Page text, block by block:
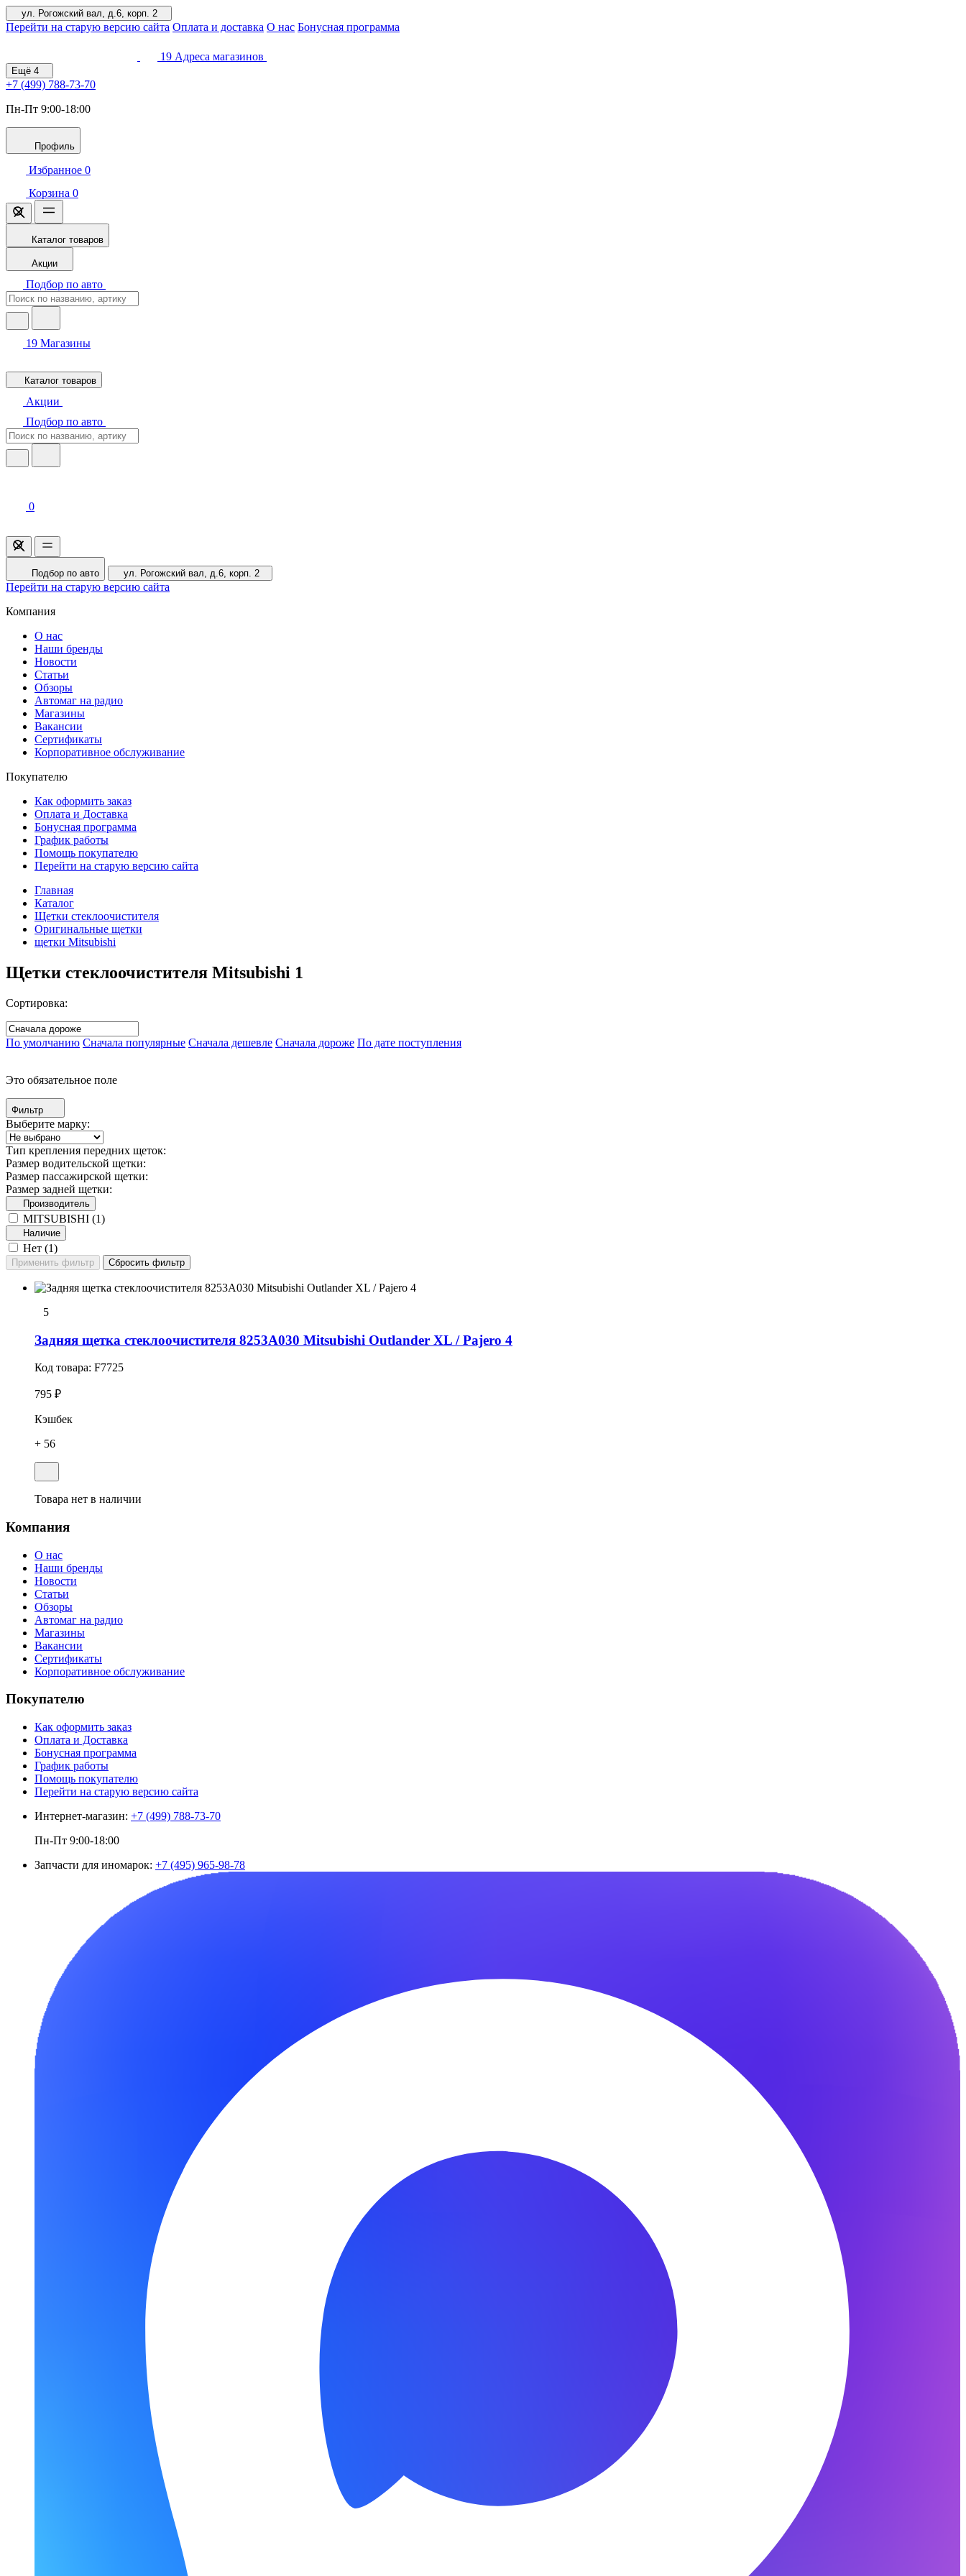
ул. Рогожский вал, д.6, корп. 2
Перейти на старую версию сайта Оплата и доставка О нас Бонусная программа
19 Адреса магазинов
Ещё 4
+7 (499) 788-73-70
Пн-Пт 9:00-18:00
Профиль
Избранное 0
Корзина 0
Каталог товаров
Акции
Подбор по авто
19 Магазины
Каталог товаров
Акции
Подбор по авто
0
Подбор по авто ул. Рогожский вал, д.6, корп. 2
Перейти на старую версию сайта
Компания
О нас
Наши бренды
Новости
Статьи
Обзоры
Автомаг на радио
Магазины
Вакансии
Сертификаты
Корпоративное обслуживание
Покупателю
Как оформить заказ
Оплата и Доставка
Бонусная программа
График работы
Помощь покупателю
Перейти на старую версию сайта
Главная
Каталог
Щетки стеклоочистителя
Оригинальные щетки
щетки Mitsubishi
Щетки стеклоочистителя Mitsubishi 1
Сортировка:
По умолчанию Сначала популярные Сначала дешевле Сначала дороже По дате поступления
Это обязательное поле
Фильтр
Выберите марку:
Тип крепления передних щеток:
Размер водительской щетки:
Размер пассажирской щетки:
Размер задней щетки:
Производитель
MITSUBISHI (1)
Наличие
Нет (1)
5
Задняя щетка стеклоочистителя 8253A030 Mitsubishi Outlander XL / Pajero 4
Код товара: F7725
795 ₽
Кэшбек
+ 56
Товара нет в наличии
Компания
О нас
Наши бренды
Новости
Статьи
Обзоры
Автомаг на радио
Магазины
Вакансии
Сертификаты
Корпоративное обслуживание
Покупателю
Как оформить заказ
Оплата и Доставка
Бонусная программа
График работы
Помощь покупателю
Перейти на старую версию сайта
Интернет-магазин: +7 (499) 788-73-70
Пн-Пт 9:00-18:00
Запчасти для иномарок: +7 (495) 965-98-78